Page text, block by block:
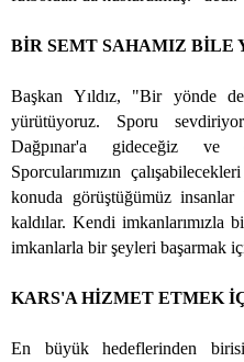
BİR SEMT SAHAMIZ BİLE
Başkan Yıldız, "Bir yönde
yürütüyoruz. Sporu
Dağpınar'a gideceğiz ve
Sporcularımızın
konuda görüştüğümüz
kaldılar. Kendi imkanlarımızla
imkanlarla bir şeyleri başarmak
KARS'A HİZMET ETMEK
En büyük hedeflerinden